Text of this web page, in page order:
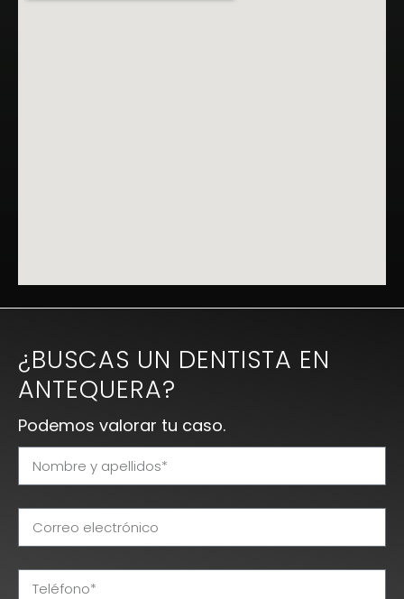
¿BUSCAS UN DENTISTA EN
ANTEQUERA?
Podemos valorar tu caso.